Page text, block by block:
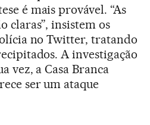
é mais provável. “As
claras”, insistem os
no Twitter, tratando
A investigação
vez, a Casa Branca
ser um ataque